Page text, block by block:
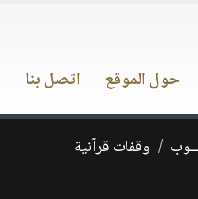
حول الموقع اتصل بنا
وقفات قرآنية